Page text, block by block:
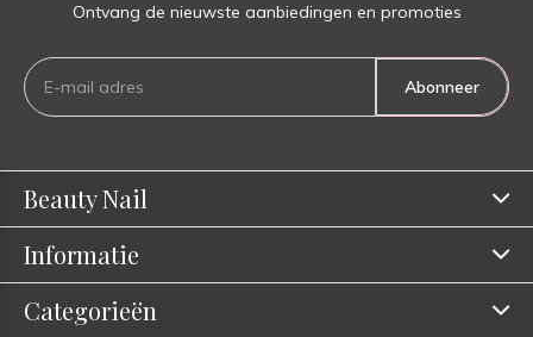
Ontvang de nieuwste aanbiedingen en promoties
Abonneer
Beauty Nail
Informatie
Categorieën